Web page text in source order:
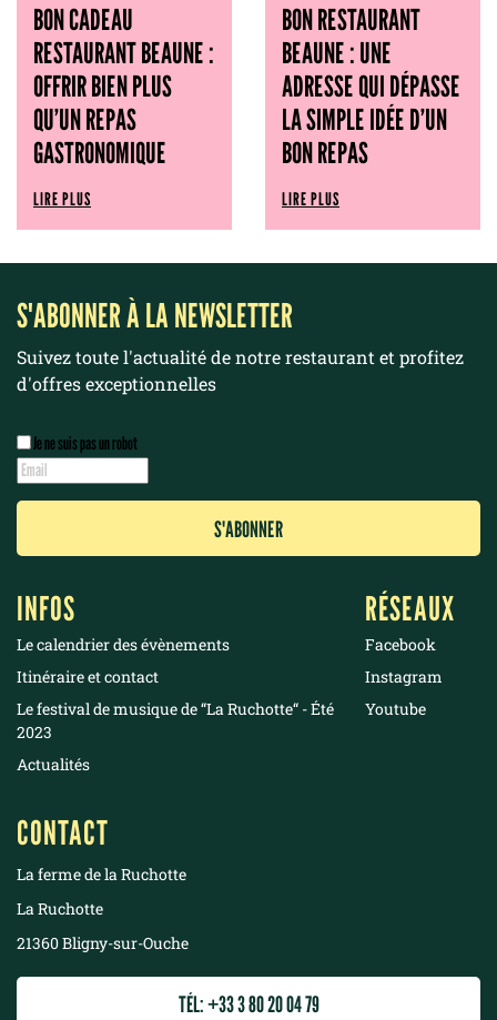
BON CADEAU
RESTAURANT BEAUNE :
OFFRIR BIEN PLUS
QU’UN REPAS
GASTRONOMIQUE
LIRE PLUS
BON RESTAURANT
BEAUNE : UNE
ADRESSE QUI DÉPASSE
LA SIMPLE IDÉE D’UN
BON REPAS
LIRE PLUS
S'ABONNER À LA NEWSLETTER
Suivez toute l'actualité de notre restaurant et profitez
d'offres exceptionnelles
Je ne suis pas un robot
INFOS
Le calendrier des évènements
Itinéraire et contact
Le festival de musique de “La Ruchotte“ - Été
2023
Actualités
RÉSEAUX
Facebook
Instagram
Youtube
CONTACT
La ferme de la Ruchotte
La Ruchotte
21360 Bligny-sur-Ouche
TÉL: +33 3 80 20 04 79